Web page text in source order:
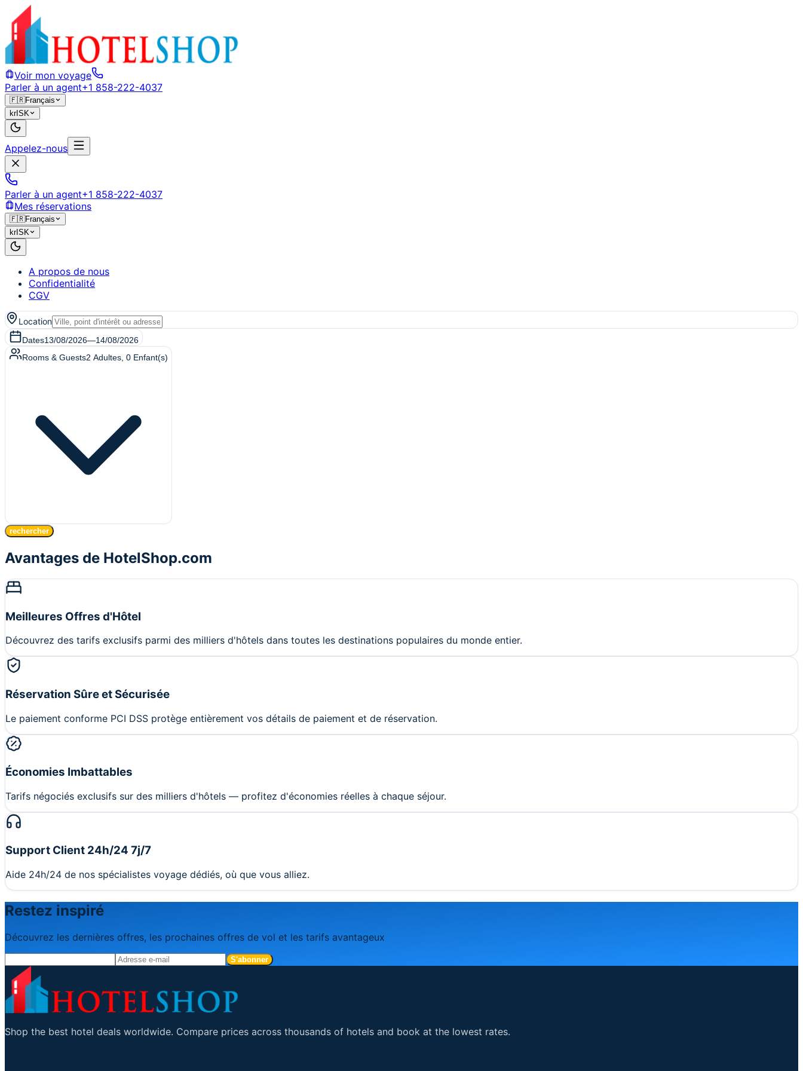
Voir mon voyage
Parler à un agent+1 858-222-4037
🇫🇷Français
krISK
Appelez-nous
Parler à un agent+1 858-222-4037
Mes réservations
🇫🇷Français
krISK
A propos de nous
Confidentialité
CGV
Location
Dates13/08/2026—14/08/2026
Rooms & Guests2 Adultes 0 Enfant(s)
rechercher
Avantages de HotelShop.com
Meilleures Offres d'Hôtel
Découvrez des tarifs exclusifs parmi des milliers d'hôtels dans toutes les destinations populaires du monde entier.
Réservation Sûre et Sécurisée
Le paiement conforme PCI DSS protège entièrement vos détails de paiement et de réservation.
Économies Imbattables
Tarifs négociés exclusifs sur des milliers d'hôtels — profitez d'économies réelles à chaque séjour.
Support Client 24h/24 7j/7
Aide 24h/24 de nos spécialistes voyage dédiés, où que vous alliez.
Restez inspiré
Découvrez les dernières offres, les prochaines offres de vol et les tarifs avantageux
S'abonner
Shop the best hotel deals worldwide. Compare prices across thousands of hotels and book at the lowest rates.